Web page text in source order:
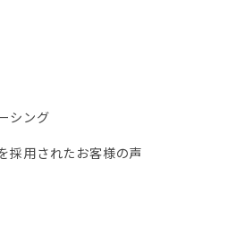
シング
採用されたお客様の声